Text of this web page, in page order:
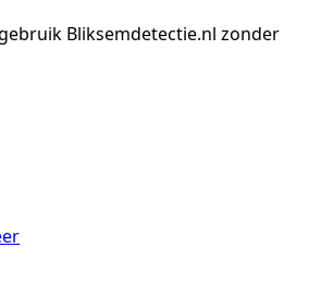
Bliksemdetectie.nl zonder